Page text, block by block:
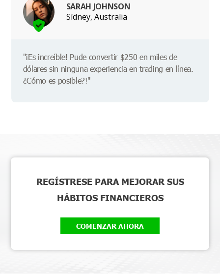
SARAH JOHNSON
Sídney, Australia
"¡Es increíble! Pude convertir $250 en miles de
dólares sin ninguna experiencia en trading en línea.
¿Cómo es posible?!"
REGÍSTRESE PARA MEJORAR SUS
HÁBITOS FINANCIEROS
COMENZAR AHORA